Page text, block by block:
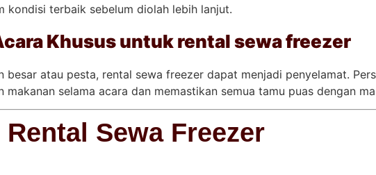
kondisi terbaik sebelum diolah lebih lanjut.
Khusus untuk rental sewa freezer
besar atau pesta, rental sewa freezer dapat menjadi penyelamat.
makanan selama acara dan memastikan semua tamu puas dengan
Sewa Freezer